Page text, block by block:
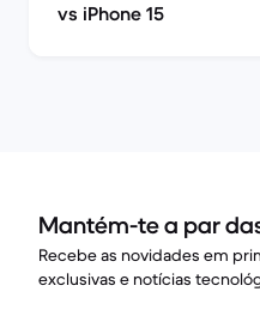
vs iPhone 15
Mantém-te a par
Recebe as novidades em
exclusivas e notícias